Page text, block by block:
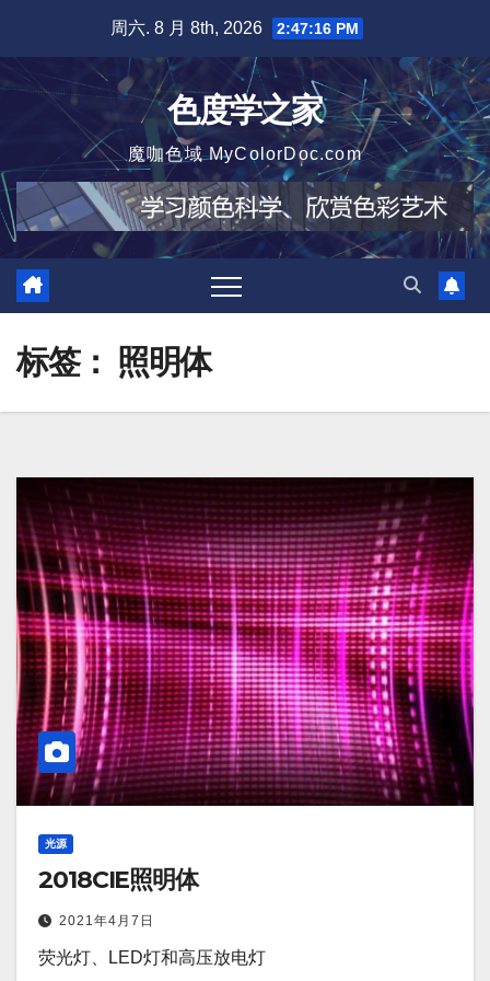
周六. 8 月 8th, 2026 2:47:18 PM
色度学之家
魔咖色域 MyColorDoc.com
标签： 照明体
光源
2018CIE照明体
2021年4月7日
荧光灯、LED灯和高压放电灯